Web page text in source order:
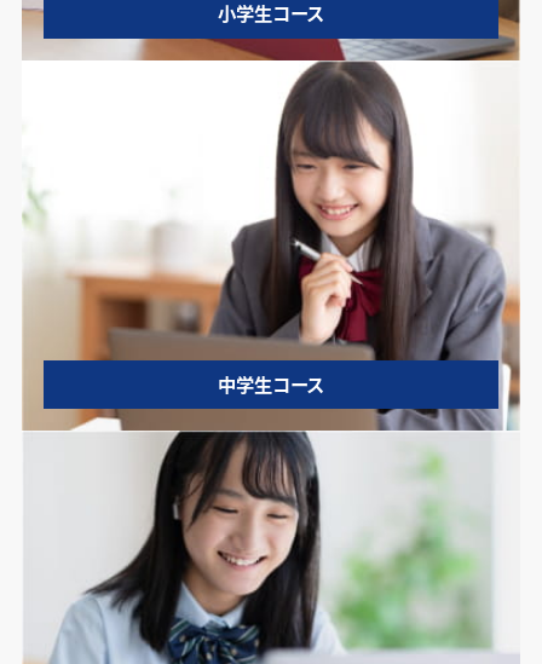
小学生コース
中学生コース